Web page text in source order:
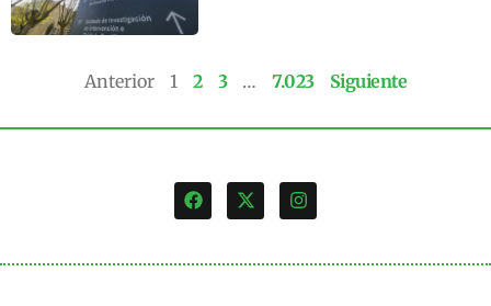
Anterior 1 2 3 … 7.023 Siguiente